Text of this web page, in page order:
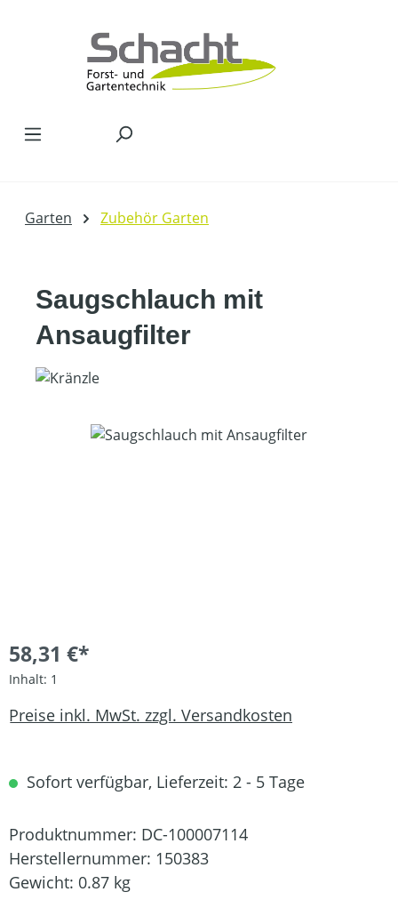
Garten Zubehör Garten
Saugschlauch mit
Ansaugfilter
Bildergalerie überspringen
58,31 €*
Inhalt: 1
Preise inkl. MwSt. zzgl. Versandkosten
Sofort verfügbar, Lieferzeit: 2 - 5 Tage
Produktnummer: DC-100007114
Herstellernummer: 150383
Gewicht: 0.87 kg